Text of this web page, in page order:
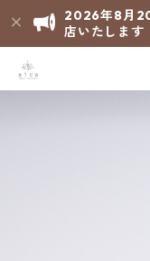
2026年8月
店いたします